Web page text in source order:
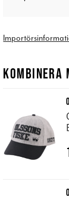
KOMBINERA